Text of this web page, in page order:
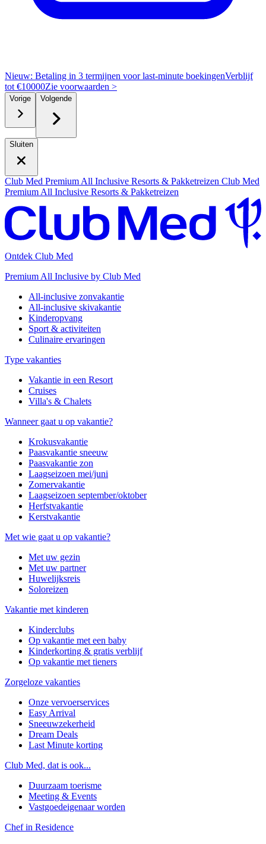
Nieuw: Betaling in 3 termijnen voor last-minute boekingenVerblijf
tot €10000Zie voorwaarden >
Vorige Volgende
Sluiten
Club Med Premium All Inclusive Resorts & Pakketreizen Club Med
Premium All Inclusive Resorts & Pakketreizen
Ontdek Club Med
Premium All Inclusive by Club Med
All-inclusive zonvakantie
All-inclusive skivakantie
Kinderopvang
Sport & activiteiten
Culinaire ervaringen
Type vakanties
Vakantie in een Resort
Cruises
Villa's & Chalets
Wanneer gaat u op vakantie?
Krokusvakantie
Paasvakantie sneeuw
Paasvakantie zon
Laagseizoen mei/juni
Zomervakantie
Laagseizoen september/oktober
Herfstvakantie
Kerstvakantie
Met wie gaat u op vakantie?
Met uw gezin
Met uw partner
Huwelijksreis
Soloreizen
Vakantie met kinderen
Kinderclubs
Op vakantie met een baby
Kinderkorting & gratis verblijf
Op vakantie met tieners
Zorgeloze vakanties
Onze vervoerservices
Easy Arrival
Sneeuwzekerheid
Dream Deals
Last Minute korting
Club Med, dat is ook...
Duurzaam toerisme
Meeting & Events
Vastgoedeigenaar worden
Chef in Residence